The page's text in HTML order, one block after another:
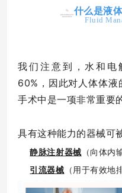
什么是液
Fluid
我们注意到，水和
60%，因此对人体体
手术中是一项非常重要
具有这种能力的器械可
静脉注射器械 （向体内
引流器械 （用于有效地